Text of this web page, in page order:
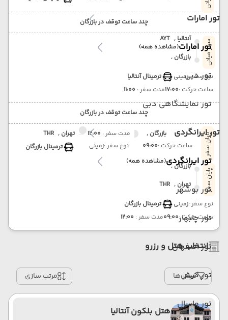
تور امارات
تور امارات(مشاهده همه)
تور دبی
تور نمایشگاهی دبی
تور ایرانگردی
تور ایرانگردی(مشاهده همه)
تور بوشهر
تور چابهار
تور اصفهان
تور کیش
تور ماسال
چند ساعت توقف در بازرگان
سفر میانی آنتالیا , AYT
بازرگان ,
نوع سفر :زمینی
ترمینال آنتالیا
ساعت حرکت :17:00مدت سفر : 11:00
چند ساعت توقف در بازرگان
پایان سفر
بازرگان ,
ساعت حرکت :09:00
مدت سفر : 12:00
نوع سفر :زمینی
تهران , THR
ترمینال بازرگان
پایان سفر
بازرگان ,
تهران , THR
نوع سفر :زمینی
ترمینال بازرگان
ساعت حرکت :09:00مدت سفر : 12:00
انتخاب هتل و رزرو
فیلتر ها مرتب سازی
هتل بلکون آنتالیا